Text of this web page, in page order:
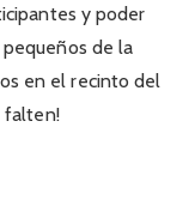
y poder
de la
en el recinto del
falten!